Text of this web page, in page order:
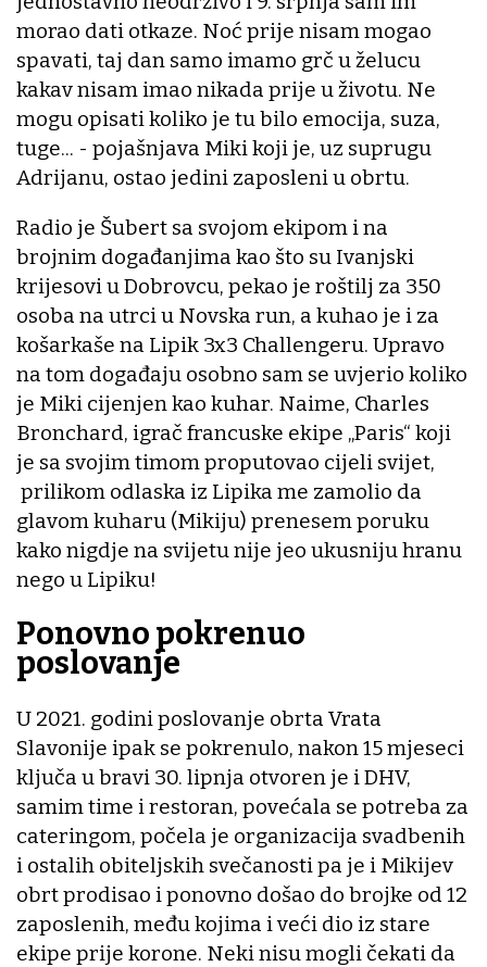
morao dati otkaze. Noć prije nisam mogao
spavati, taj dan samo imamo grč u želucu
kakav nisam imao nikada prije u životu. Ne
mogu opisati koliko je tu bilo emocija, suza,
tuge... - pojašnjava Miki koji je, uz suprugu
Adrijanu, ostao jedini zaposleni u obrtu.
Radio je Šubert sa svojom ekipom i na
brojnim događanjima kao što su Ivanjski
krijesovi u Dobrovcu, pekao je roštilj za 350
osoba na utrci u Novska run, a kuhao je i za
košarkaše na Lipik 3x3 Challengeru. Upravo
na tom događaju osobno sam se uvjerio koliko
je Miki cijenjen kao kuhar. Naime, Charles
Bronchard, igrač francuske ekipe „Paris“ koji
je sa svojim timom proputovao cijeli svijet,
prilikom odlaska iz Lipika me zamolio da
glavom kuharu (Mikiju) prenesem poruku
kako nigdje na svijetu nije jeo ukusniju hranu
nego u Lipiku!
Ponovno pokrenuo
poslovanje
U 2021. godini poslovanje obrta Vrata
Slavonije ipak se pokrenulo, nakon 15 mjeseci
ključa u bravi 30. lipnja otvoren je i DHV,
samim time i restoran, povećala se potreba za
cateringom, počela je organizacija svadbenih
i ostalih obiteljskih svečanosti pa je i Mikijev
obrt prodisao i ponovno došao do brojke od 12
zaposlenih, među kojima i veći dio iz stare
ekipe prije korone. Neki nisu mogli čekati da